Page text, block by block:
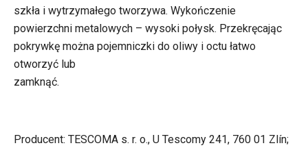
szkła i wytrzymałego tworzywa. Wykończenie
powierzchni metalowych – wysoki połysk. Przekręcając
pokrywkę można pojemniczki do oliwy i octu łatwo
otworzyć lub
zamknąć.
Producent: TESCOMA s. r. o., U Tescomy 241, 760 01 Zlín;